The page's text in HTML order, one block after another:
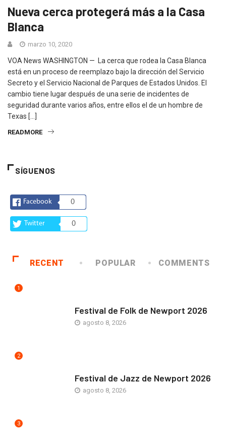
Nueva cerca protegerá más a la Casa
Blanca
marzo 10, 2020
VOA News WASHINGTON — La cerca que rodea la Casa Blanca
está en un proceso de reemplazo bajo la dirección del Servicio
Secreto y el Servicio Nacional de Parques de Estados Unidos. El
cambio tiene lugar después de una serie de incidentes de
seguridad durante varios años, entre ellos el de un hombre de
Texas […]
READMORE
SÍGUENOS
Facebook 0
Twitter 0
RECENT POPULAR COMMENTS
1
Festival de Folk de Newport 2026
agosto 8, 2026
2
Festival de Jazz de Newport 2026
agosto 8, 2026
3